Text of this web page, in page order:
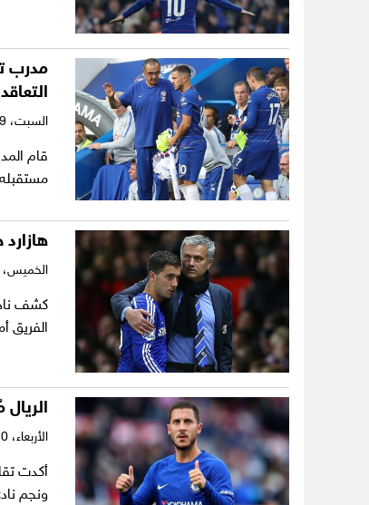
مدرب
التعاقد
السبت،
قام
الخميس،
كشف
الفريق
الأربعاء،
أكدت
ونجم